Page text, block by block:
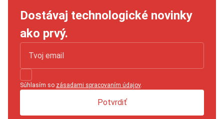
Dostávaj technologické novinky
ako prvý.
Súhlasím so zásadami spracovaním údajov.
Potvrdiť